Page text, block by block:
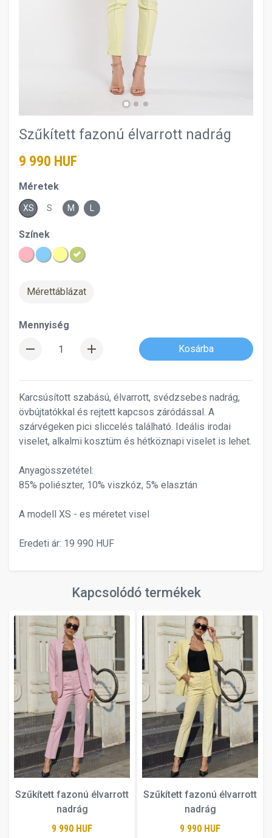
Szűkített fazonú élvarrott nadrág
9 990 HUF
Méretek
XS S M
Színek
Mérettáblázat
Mennyiség
remove add Kosárba
Karcsúsított szabású, élvarrott, svédzsebes nadrág,
övbújtatókkal és rejtett kapcsos záródással. A
szárvégeken pici sliccelés található. Ideális irodai
viselet, alkalmi kosztüm és hétköznapi viselet is lehet.
Anyagösszetétel:
85% poliészter, 10% viszkóz, 5% elasztán
A modell XS - es méretet visel
Eredeti ár: 19 990 HUF
Kapcsolódó termékek
Szűkített fazonú élvarrott
nadrág
9 990 HUF
Szűkített fazonú élvarrott
nadrág
9 990 HUF